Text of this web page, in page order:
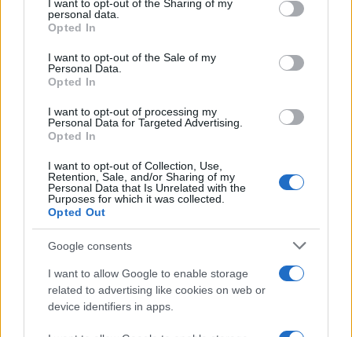
not limited to your visit or usage behaviour. You may click to
grant or deny consent to Google and its third-party tags to
use your data for below specified purposes in below Google
consent section.
I want to opt-out of the Sharing of my
personal data.
Opted In
I want to opt-out of the Sale of my
Personal Data.
Opted In
I want to opt-out of processing my
Personal Data for Targeted Advertising.
Opted In
I want to opt-out of Collection, Use,
Retention, Sale, and/or Sharing of my
Personal Data that Is Unrelated with the
Purposes for which it was collected.
Opted Out
Google consents
I want to allow Google to enable storage
related to advertising like cookies on web or
device identifiers in apps.
νέα δρομολόγια
των συγκοινωνιών και οι
νέες λεωφορειακές
πλήρως το ρεπορτάζ του
emakedonia.gr
Μετρό Θεσσαλονίκης
λεωφορεία
πριν 1 ώρα
«Μακεδονία»: Πτήση
ακυρώθηκε εξαιτίας
πτηνού που βρέθηκε σε